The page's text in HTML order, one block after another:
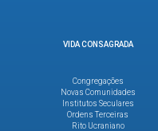
VIDA CONSAGRADA
Congregações
Novas Comunidades
Institutos Seculares
Ordens Terceiras
Rito Ucraniano